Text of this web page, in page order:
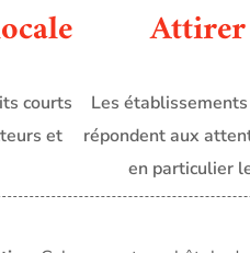
courts
et
Les
répondent aux
en particulier